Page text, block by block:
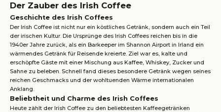
Der Zauber des Irish Coffee
Geschichte des Irish Coffees
Der Irish Coffee ist nicht nur ein köstliches Getränk, sondern auch ein Teil
der irischen Kultur. Die Ursprünge des Irish Coffees reichen bis in die
1940er Jahre zurück, als ein Barkeeper im Shannon Airport in Irland ein
wärmendes Getränk für Reisende kreierte. Ziel war es, kalte und
erschöpfte Gäste mit einer Mischung aus Kaffee, Whiskey, Zucker und
Sahne zu beleben. Schnell fand dieses besondere Getränk wegen seines
reichen Geschmacks und der wohltuenden Wärme internationalen
Anklang.
Beliebtheit und Charme des Irish Coffees
Heute zählt der Irish Coffee zu den beliebtesten Kaffeegetränken